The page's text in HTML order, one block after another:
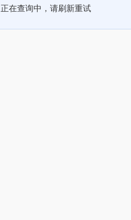
正在查询中，请刷新重试